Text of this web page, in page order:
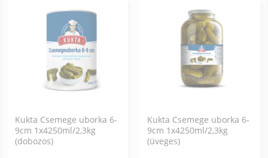
Kukta Csemege uborka 6-
9cm 1x4250ml/2,3kg
(dobozos)
Kukta Csemege uborka 6-
9cm 1x4250ml/2,3kg
(üveges)